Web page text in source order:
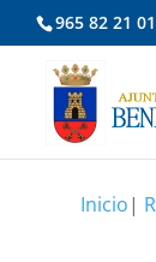
965 82 21
Inicio|